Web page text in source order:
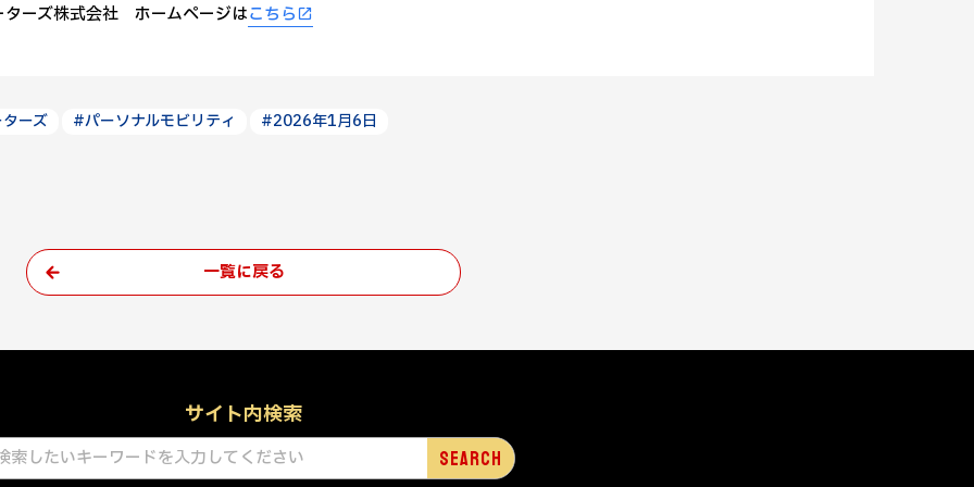
ターズ株式会社 ホームページはこちら
ーズ #パーソナルモビリティ #2026年1月6日
一覧に戻る
サイト内検索